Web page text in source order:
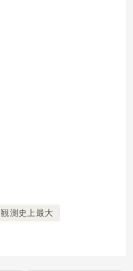
観測史上最大